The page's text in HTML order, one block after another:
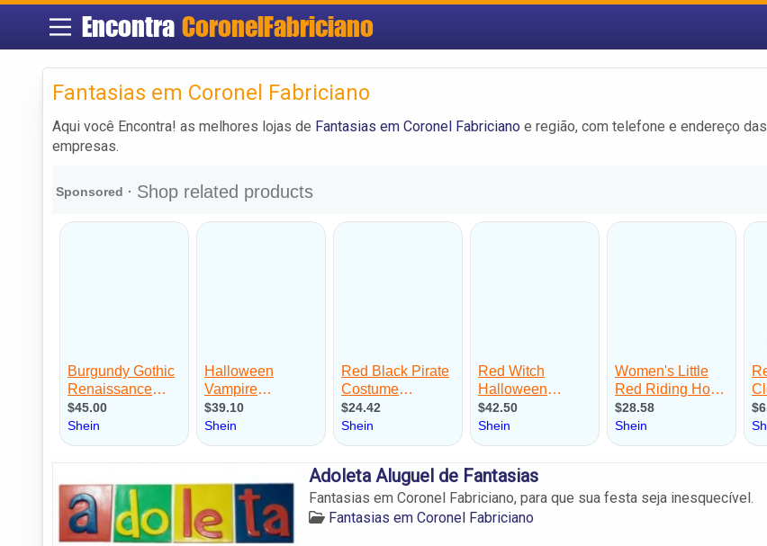
Encontra CoronelFabriciano
Fantasias em Coronel Fabriciano
Aqui você Encontra! as melhores lojas de Fantasias em Coronel Fabriciano e região, com telefone e endereço das
empresas.
Adoleta Aluguel de Fantasias
Fantasias em Coronel Fabriciano, para que sua festa seja inesquecível.
Fantasias em Coronel Fabriciano